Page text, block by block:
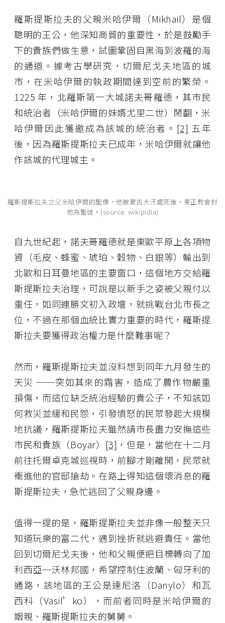
羅斯提斯拉夫的父親米哈伊爾（Mikhail）是個
聰明的王公，他深知商貿的重要性，於是鼓勵手
下的貴族們做生意，試圖鞏固自黑海到波羅的海
的通道。據考古學研究，切爾尼戈夫地區的城
市，在米哈伊爾的執政期間達到空前的繁榮。
1225 年，北羅斯第一大城諾夫哥羅德，其市民
和統治者（米哈伊爾的妹婿尤里二世）鬧翻，米
哈伊爾因此獲邀成為該城的統治者。 [2] 五年
後，因為羅斯提斯拉夫已成年，米哈伊爾就讓他
作該城的代理城主。
羅斯提斯拉夫之父米哈伊爾的聖像，他被蒙古大汗處死後，東正教會封
他為聖徒。(source: wikipidia)
自九世紀起，諾夫哥羅德就是東歐平原上各項物
資（毛皮、蜂蜜、琥珀、穀物、白銀等）輸出到
北歐和日耳曼地區的主要窗口，這個地方交給羅
斯提斯拉夫治理，可說是以新手之姿被父親付以
重任，如同連勝文初入政壇，就挑戰台北市長之
位，不過在那個血統比實力重要的時代，羅斯提
斯拉夫要獲得政治權力是什麼難事呢？
然而，羅斯提斯拉夫並沒料想到同年九月發生的
天災 ──突如其來的霜害，造成了農作物嚴重
損傷，而這位缺乏統治經驗的貴公子，不知該如
何救災並緩和民怨，引發憤怒的民眾發起大規模
地抗議，羅斯提斯拉夫雖然請市長盡力安撫這些
市民和貴族（Boyar） [3] ，但是，當他在十二月
前往托爾卓克城巡視時，前腳才剛離開，民眾就
衝進他的官邸搶劫。在路上得知這個壞消息的羅
斯提斯拉夫，急忙逃回了父親身邊。
值得一提的是，羅斯提斯拉夫並非像一般整天只
知道玩樂的富二代，遇到挫折就逃避責任。當他
回到切爾尼戈夫後，他和父親便把目標轉向了加
利西亞─沃林邦國，希望控制住波蘭、匈牙利的
通路，該地區的王公是達尼洛（Danylo）和瓦
西科（Vasil’ko），而前者同時是米哈伊爾的
姻親、羅斯提斯拉夫的舅舅。